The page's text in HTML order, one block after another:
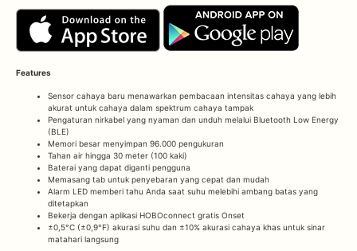
Features
Sensor cahaya baru menawarkan pembacaan intensitas cahaya yang lebih
akurat untuk cahaya dalam spektrum cahaya tampak
Pengaturan nirkabel yang nyaman dan unduh melalui Bluetooth Low Energy
(BLE)
Memori besar menyimpan 96.000 pengukuran
Tahan air hingga 30 meter (100 kaki)
Baterai yang dapat diganti pengguna
Memasang tab untuk penyebaran yang cepat dan mudah
Alarm LED memberi tahu Anda saat suhu melebihi ambang batas yang
ditetapkan
Bekerja dengan aplikasi HOBOconnect gratis Onset
±0,5°C (±0,9°F) akurasi suhu dan ±10% akurasi cahaya khas untuk sinar
matahari langsung